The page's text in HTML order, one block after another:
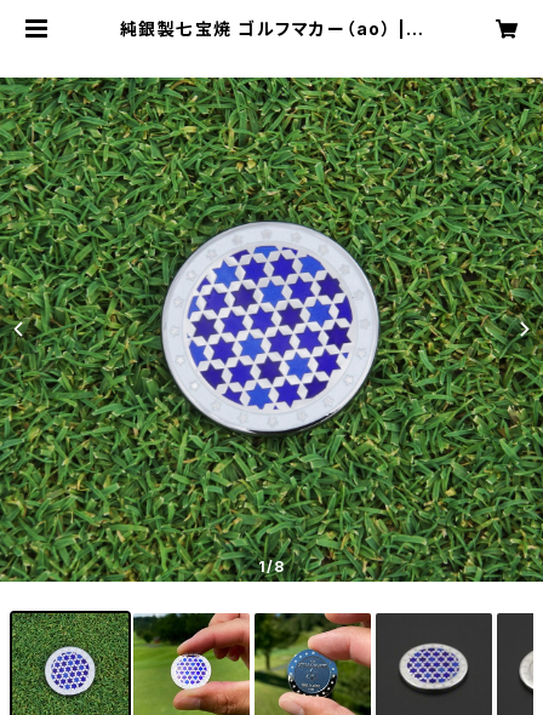
純銀製七宝焼 ゴルフマカー（ao） | L
1/8